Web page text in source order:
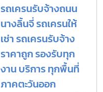
รถเครนรับจ้างถนน
นางลิ้นจี่ รถเครนให้
เช่า รถเครนรับจ้าง
ราคาถูก รองรับทุก
งาน บริการ ทุกพื้นที่
ภาคตะวันออก